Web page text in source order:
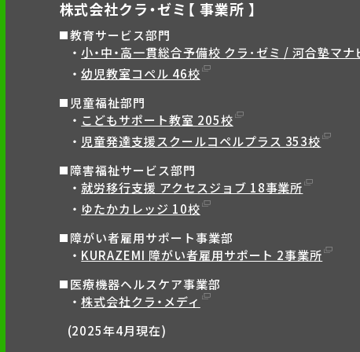
株式会社クラ・ゼミ【 事業所 】
教育サービス部門
小・中・高一貫総合予備校 クラ･ゼミ / 河合塾マ
幼児教室コペル 46校
児童福祉部門
こどもサポート教室 205校
児童発達支援スクールコペルプラス 353校
障害福祉サービス部門
就労移行支援 アクセスジョブ 18事業所
ゆたかカレッジ 10校
障がい者雇用サポート事業部
KURAZEMI 障がい者雇用サポート 2事業所
医療機器ヘルスケア事業部
株式会社クラ・メディ
(2025年4月現在)